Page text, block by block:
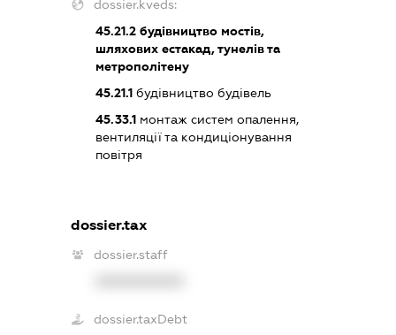
dossier.kveds:
45.21.2 будівництво мостів,
шляхових естакад, тунелів та
метрополітену
45.21.1 будівництво будівель
45.33.1 монтаж систем опалення,
вентиляції та кондиціонування
повітря
dossier.tax
dossier.staff
dossier.taxDebt